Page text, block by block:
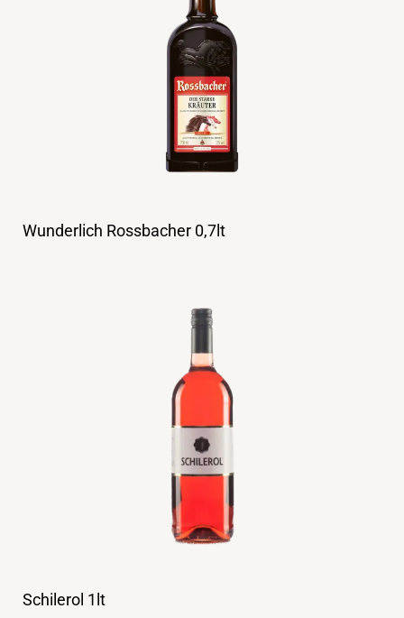
Wunderlich Rossbacher 0,7lt
Schilerol 1lt